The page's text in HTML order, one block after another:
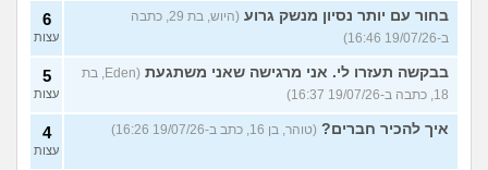
בחור עם יותר נסיון מנשק גרוע
(היוש, בת 29, כתבה
ב-19/07/26 16:46)
6
עצות
בבקשה תעזרו לי. אני מרגישה שאני משתגעת
(Eden, בת
18, כתבה ב-19/07/26 16:37)
5
עצות
איך להכיר חברים? (טוהר, בן 16, כתב ב-19/07/26 16:26) 4
עצות